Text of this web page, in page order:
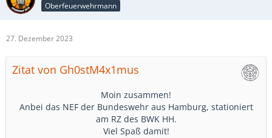
Oberfeuerwehrmann
27. Dezember 2023
Zitat von Gh0stM4x1mus
Moin zusammen!
Anbei das NEF der Bundeswehr aus Hamburg, stationiert
am RZ des BWK HH.
Viel Spaß damit!